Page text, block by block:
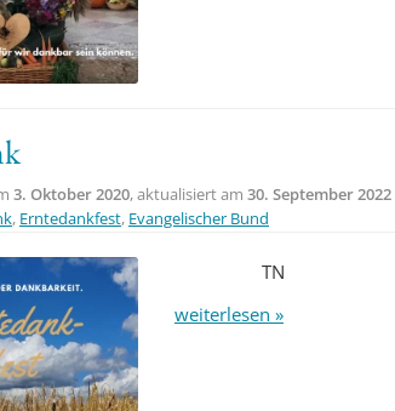
3. Oktober 2020, aktualisiert am 30. September 2022
, Erntedankfest, Evangelischer Bund
TN
weiterlesen »